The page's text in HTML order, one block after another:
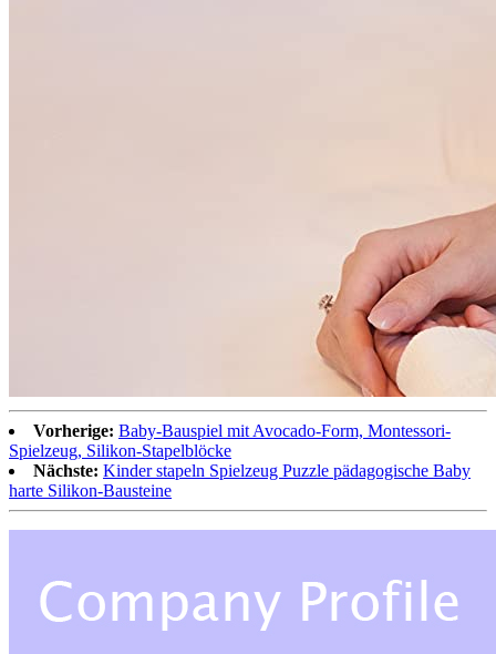
Vorherige: Baby-Bauspiel mit Avocado-Form, Montessori-
Spielzeug, Silikon-Stapelblöcke
Nächste: Kinder stapeln Spielzeug Puzzle pädagogische Baby
harte Silikon-Bausteine